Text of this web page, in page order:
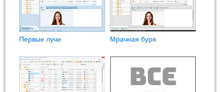
Первые лучи Мрачная буря